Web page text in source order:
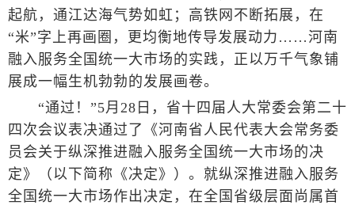
起航，通江达海气势如虹；高铁网不断拓展，在
“米”字上再画圈，更均衡地传导发展动力……河南
融入服务全国统一大市场的实践，正以万千气象铺
展成一幅生机勃勃的发展画卷。
“通过！”5月28日，省十四届人大常委会第二十
四次会议表决通过了《河南省人民代表大会常务委
员会关于纵深推进融入服务全国统一大市场的决
定》（以下简称《决定》）。就纵深推进融入服务
全国统一大市场作出决定，在全国省级层面尚属首